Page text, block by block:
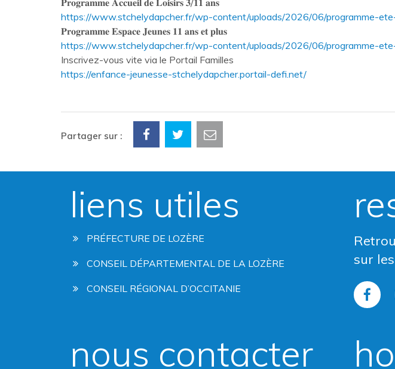
𝐏𝐫𝐨𝐠𝐫𝐚𝐦𝐦𝐞 𝐀𝐜𝐜𝐮𝐞𝐢𝐥 𝐝𝐞 𝐋𝐨𝐢𝐬𝐢𝐫𝐬 𝟑/𝟏𝟏 𝐚𝐧𝐬
https://www.stchelydapcher.fr/wp-content/uploads/2026/06/programme-
𝐏𝐫𝐨𝐠𝐫𝐚𝐦𝐦𝐞 𝐄𝐬𝐩𝐚𝐜𝐞 𝐉𝐞𝐮𝐧𝐞𝐬 𝟏𝟏 𝐚𝐧𝐬 𝐞𝐭 𝐩𝐥𝐮𝐬
https://www.stchelydapcher.fr/wp-content/uploads/2026/06/programme-
Inscrivez-vous vite via le Portail Familles
https://enfance-jeunesse-stchelydapcher.portail-defi.net/
Partager sur :
liens utiles
PRÉFECTURE DE LOZÈRE
CONSEIL DÉPARTEMENTAL DE LA LOZÈRE
CONSEIL RÉGIONAL D’OCCITANIE
sur
le
nous contacter